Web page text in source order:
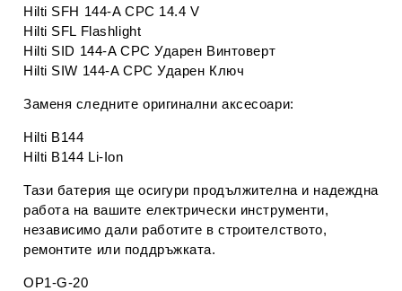
Hilti SFH 144-A CPC 14.4 V
Hilti SFL Flashlight
Hilti SID 144-A CPC Ударен Винтоверт
Hilti SIW 144-A CPC Ударен Ключ
Заменя следните оригинални аксесоари:
Hilti B144
Hilti B144 Li-Ion
Тази батерия ще осигури продължителна и надеждна
работа на вашите електрически инструменти,
независимо дали работите в строителството,
ремонтите или поддръжката.
OP1-G-20